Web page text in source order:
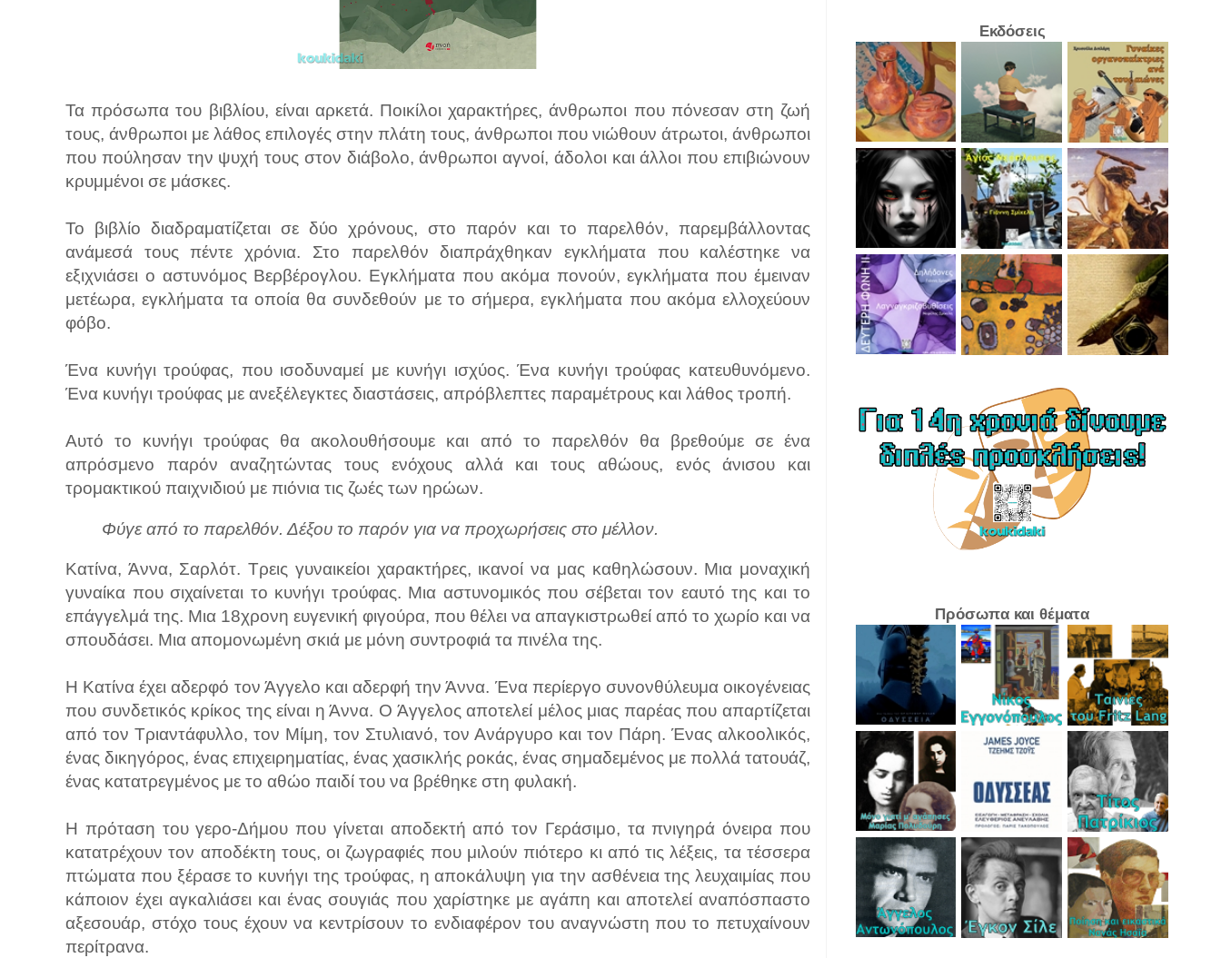
Τα πρόσωπα του βιβλίου, είναι αρκετά. Ποικίλοι χαρακτήρες, άνθρωποι που πόνεσαν στη ζωή
τους, άνθρωποι με λάθος επιλογές στην πλάτη τους, άνθρωποι που νιώθουν άτρωτοι, άνθρωποι
που πούλησαν την ψυχή τους στον διάβολο, άνθρωποι αγνοί, άδολοι και άλλοι που επιβιώνουν
κρυμμένοι σε μάσκες.
Το βιβλίο διαδραματίζεται σε δύο χρόνους, στο παρόν και το παρελθόν, παρεμβάλλοντας
ανάμεσά τους πέντε χρόνια. Στο παρελθόν διαπράχθηκαν εγκλήματα που καλέστηκε να
εξιχνιάσει ο αστυνόμος Βερβέρογλου. Εγκλήματα που ακόμα πονούν, εγκλήματα που έμειναν
μετέωρα, εγκλήματα τα οποία θα συνδεθούν με το σήμερα, εγκλήματα που ακόμα ελλοχεύουν
φόβο.
Ένα κυνήγι τρούφας, που ισοδυναμεί με κυνήγι ισχύος. Ένα κυνήγι τρούφας κατευθυνόμενο.
Ένα κυνήγι τρούφας με ανεξέλεγκτες διαστάσεις, απρόβλεπτες παραμέτρους και λάθος τροπή.
Αυτό το κυνήγι τρούφας θα ακολουθήσουμε και από το παρελθόν θα βρεθούμε σε ένα
απρόσμενο παρόν αναζητώντας τους ενόχους αλλά και τους αθώους, ενός άνισου και
τρομακτικού παιχνιδιού με πιόνια τις ζωές των ηρώων.
Φύγε από το παρελθόν. Δέξου το παρόν για να προχωρήσεις στο μέλλον.
Κατίνα, Άννα, Σαρλότ. Τρεις γυναικείοι χαρακτήρες, ικανοί να μας καθηλώσουν. Μια μοναχική
γυναίκα που σιχαίνεται το κυνήγι τρούφας. Μια αστυνομικός που σέβεται τον εαυτό της και το
επάγγελμά της. Μια 18χρονη ευγενική φιγούρα, που θέλει να απαγκιστρωθεί από το χωρίο και να
σπουδάσει. Μια απομονωμένη σκιά με μόνη συντροφιά τα πινέλα της.
Η Κατίνα έχει αδερφό τον Άγγελο και αδερφή την Άννα. Ένα περίεργο συνονθύλευμα οικογένειας
που συνδετικός κρίκος της είναι η Άννα. Ο Άγγελος αποτελεί μέλος μιας παρέας που απαρτίζεται
από τον Τριαντάφυλλο, τον Μίμη, τον Στυλιανό, τον Ανάργυρο και τον Πάρη. Ένας αλκοολικός,
ένας δικηγόρος, ένας επιχειρηματίας, ένας χασικλής ροκάς, ένας σημαδεμένος με πολλά τατουάζ,
ένας κατατρεγμένος με το αθώο παιδί του να βρέθηκε στη φυλακή.
Η πρόταση του γερο-Δήμου που γίνεται αποδεκτή από τον Γεράσιμο, τα πνιγηρά όνειρα που
κατατρέχουν τον αποδέκτη τους, οι ζωγραφιές που μιλούν πιότερο κι από τις λέξεις, τα τέσσερα
πτώματα που ξέρασε το κυνήγι της τρούφας, η αποκάλυψη για την ασθένεια της λευχαιμίας που
κάποιον έχει αγκαλιάσει και ένας σουγιάς που χαρίστηκε με αγάπη και αποτελεί αναπόσπαστο
αξεσουάρ, στόχο τους έχουν να κεντρίσουν το ενδιαφέρον του αναγνώστη που το πετυχαίνουν
περίτρανα.
Εκδόσεις
Πρόσωπα και θέματα